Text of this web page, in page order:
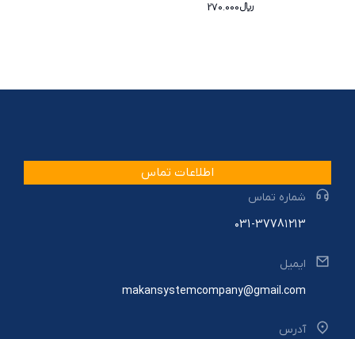
﷼270.000
اطلاعات تماس
شماره تماس
۰31-3778۱۲13
ایمیل
makansystemcompany@gmail.com
آدرس